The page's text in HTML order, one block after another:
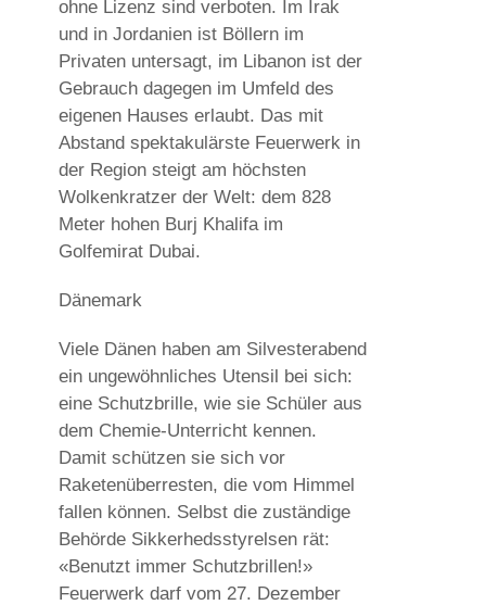
ohne Lizenz sind verboten. Im Irak
und in Jordanien ist Böllern im
Privaten untersagt, im Libanon ist der
Gebrauch dagegen im Umfeld des
eigenen Hauses erlaubt. Das mit
Abstand spektakulärste Feuerwerk in
der Region steigt am höchsten
Wolkenkratzer der Welt: dem 828
Meter hohen Burj Khalifa im
Golfemirat Dubai.
Dänemark
Viele Dänen haben am Silvesterabend
ein ungewöhnliches Utensil bei sich:
eine Schutzbrille, wie sie Schüler aus
dem Chemie-Unterricht kennen.
Damit schützen sie sich vor
Raketenüberresten, die vom Himmel
fallen können. Selbst die zuständige
Behörde Sikkerhedsstyrelsen rät:
«Benutzt immer Schutzbrillen!»
Feuerwerk darf vom 27. Dezember